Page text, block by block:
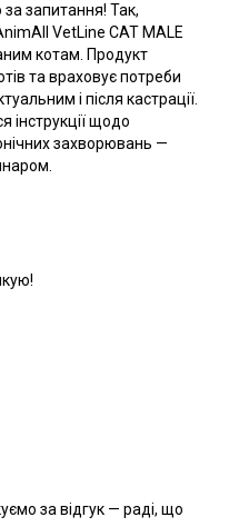
запитання! Так,
VetLine CAT MALE
котам. Продукт
та враховує потреби
і після кастрації.
інструкції щодо
захворювань —
за відгук — раді, що